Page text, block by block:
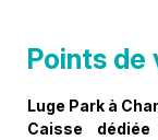
Points de
Luge Park à
Caisse